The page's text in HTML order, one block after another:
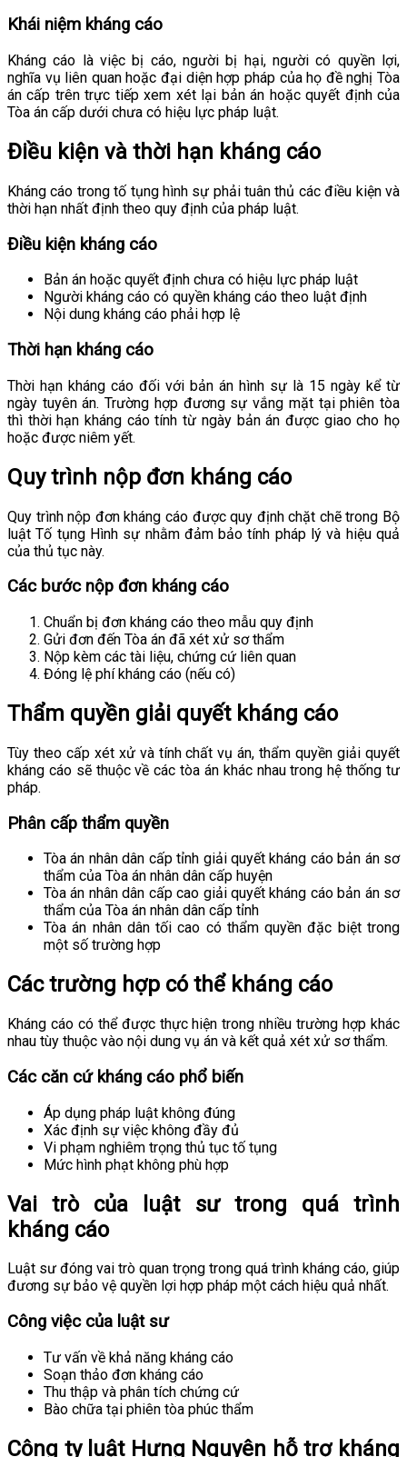
Khái niệm kháng cáo
Kháng cáo là việc bị cáo, người bị hại, người có quyền lợi,
nghĩa vụ liên quan hoặc đại diện hợp pháp của họ đề nghị Tòa
án cấp trên trực tiếp xem xét lại bản án hoặc quyết định của
Tòa án cấp dưới chưa có hiệu lực pháp luật.
Điều kiện và thời hạn kháng cáo
Kháng cáo trong tố tụng hình sự phải tuân thủ các điều kiện và
thời hạn nhất định theo quy định của pháp luật.
Điều kiện kháng cáo
Bản án hoặc quyết định chưa có hiệu lực pháp luật
Người kháng cáo có quyền kháng cáo theo luật định
Nội dung kháng cáo phải hợp lệ
Thời hạn kháng cáo
Thời hạn kháng cáo đối với bản án hình sự là 15 ngày kể từ
ngày tuyên án. Trường hợp đương sự vắng mặt tại phiên tòa
thì thời hạn kháng cáo tính từ ngày bản án được giao cho họ
hoặc được niêm yết.
Quy trình nộp đơn kháng cáo
Quy trình nộp đơn kháng cáo được quy định chặt chẽ trong Bộ
luật Tố tụng Hình sự nhằm đảm bảo tính pháp lý và hiệu quả
của thủ tục này.
Các bước nộp đơn kháng cáo
Chuẩn bị đơn kháng cáo theo mẫu quy định
Gửi đơn đến Tòa án đã xét xử sơ thẩm
Nộp kèm các tài liệu, chứng cứ liên quan
Đóng lệ phí kháng cáo (nếu có)
Thẩm quyền giải quyết kháng cáo
Tùy theo cấp xét xử và tính chất vụ án, thẩm quyền giải quyết
kháng cáo sẽ thuộc về các tòa án khác nhau trong hệ thống tư
pháp.
Phân cấp thẩm quyền
Tòa án nhân dân cấp tỉnh giải quyết kháng cáo bản án sơ
thẩm của Tòa án nhân dân cấp huyện
Tòa án nhân dân cấp cao giải quyết kháng cáo bản án sơ
thẩm của Tòa án nhân dân cấp tỉnh
Tòa án nhân dân tối cao có thẩm quyền đặc biệt trong
một số trường hợp
Các trường hợp có thể kháng cáo
Kháng cáo có thể được thực hiện trong nhiều trường hợp khác
nhau tùy thuộc vào nội dung vụ án và kết quả xét xử sơ thẩm.
Các căn cứ kháng cáo phổ biến
Áp dụng pháp luật không đúng
Xác định sự việc không đầy đủ
Vi phạm nghiêm trọng thủ tục tố tụng
Mức hình phạt không phù hợp
Vai trò của luật sư trong quá trình
kháng cáo
Luật sư đóng vai trò quan trọng trong quá trình kháng cáo, giúp
đương sự bảo vệ quyền lợi hợp pháp một cách hiệu quả nhất.
Công việc của luật sư
Tư vấn về khả năng kháng cáo
Soạn thảo đơn kháng cáo
Thu thập và phân tích chứng cứ
Bào chữa tại phiên tòa phúc thẩm
Công ty luật Hưng Nguyên hỗ trợ kháng